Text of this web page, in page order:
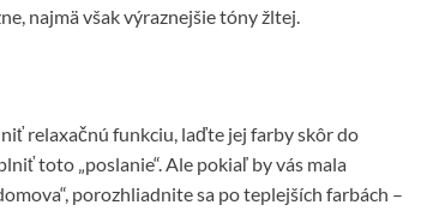
najmä však výraznejšie tóny žltej.
relaxačnú funkciu, laďte jej farby skôr do
toto „poslanie“. Ale pokiaľ by vás mala
porozhliadnite sa po teplejších farbách –